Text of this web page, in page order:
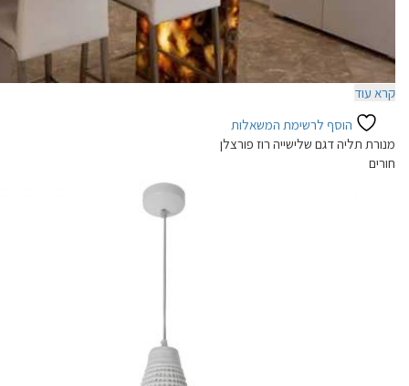
קרא עוד
הוסף לרשימת המשאלות
מנורת תליה דגם שלישייה רוז פורצלן
חורים